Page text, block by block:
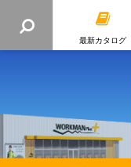
最新カタログ